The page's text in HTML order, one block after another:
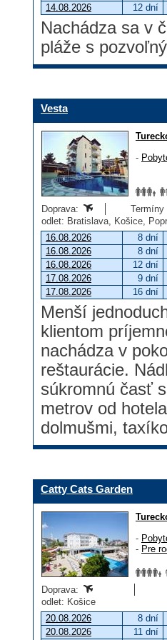
14.08.2026
12 dní
Nachádza sa v
pláže s
Vesta
-
Doprava:
odlet: Bratislava, Košice,
16.08.2026
8 dní
16.08.2026
8 dní
16.08.2026
12 dní
17.08.2026
9 dní
17.08.2026
16 dní
Menší
klientom
nachádza v
reštaurácie.
súkromnú časť
metrov od
dolmušmi,
Catty Cats Garden
-
- Pre
Doprava:
odlet: Košice
20.08.2026
8 dní
20.08.2026
11 dní